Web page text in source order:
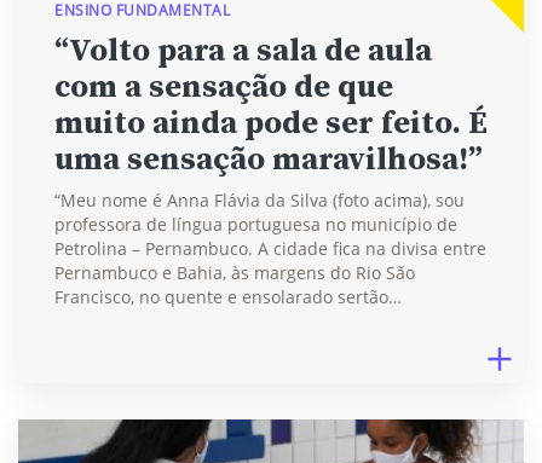
ENSINO FUNDAMENTAL
“Volto para a sala de aula
com a sensação de que
muito ainda pode ser feito. É
uma sensação maravilhosa!”
“Meu nome é Anna Flávia da Silva (foto acima), sou
professora de língua portuguesa no município de
Petrolina – Pernambuco. A cidade fica na divisa entre
Pernambuco e Bahia, às margens do Rio São
Francisco, no quente e ensolarado sertão…